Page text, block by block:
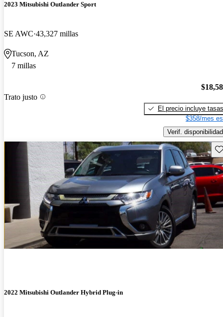
2023 Mitsubishi Outlander Sport
SE AWC 43,327 millas
Tucson, AZ
7 millas
Trato justo
El precio incluye tasas
$358/mes
Verif. disponibilidad
2022 Mitsubishi Outlander Hybrid Plug-in